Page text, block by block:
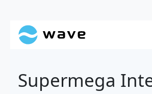
Supermega